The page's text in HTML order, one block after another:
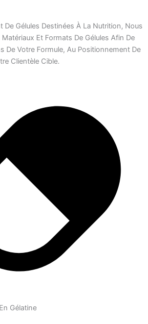
De Gélules Destinées À La Nutrition, Nous
Et Formats De Gélules Afin De
De Votre Formule, Au Positionnement De
Clientèle Cible.
Gélatine